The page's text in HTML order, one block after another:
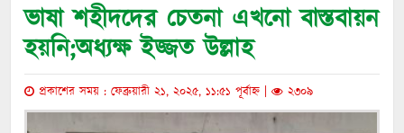
ভাষা শহীদদের চেতনা এখনো বাস্তবায়ন
হয়নি;অধ্যক্ষ ইজ্জত উল্লাহ
প্রকাশের সময় : ফেব্রুয়ারী ২১, ২০২৫, ১১:৫১ পূর্বাহ্ন | ২৩০৯